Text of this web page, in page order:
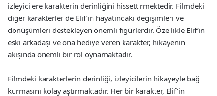
izleyicilere karakterin derinliğini hissettirmektedir. Filmdeki
diğer karakterler de Elif’in hayatındaki değişimleri ve
dönüşümleri destekleyen önemli figürlerdir. Özellikle Elif’in
eski arkadaşı ve ona hediye veren karakter, hikayenin
akışında önemli bir rol oynamaktadır.
Filmdeki karakterlerin derinliği, izleyicilerin hikayeyle bağ
kurmasını kolaylaştırmaktadır. Her bir karakter, Elif’in